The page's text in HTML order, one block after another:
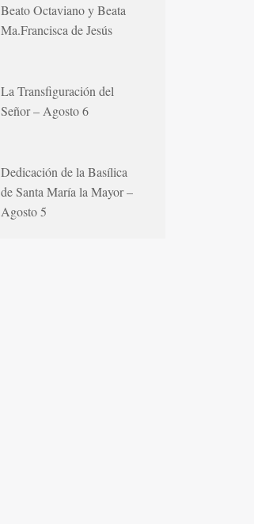
Beato Octaviano y Beata
Ma.Francisca de Jesús
La Transfiguración del
Señor – Agosto 6
Dedicación de la Basílica
de Santa María la Mayor –
Agosto 5